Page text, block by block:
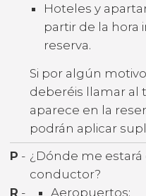
Hoteles y
partir de la hora
reserva.
Si por algún
deberéis llamar al
aparece en la
podrán aplicar
P - ¿Dónde me
conductor?
R - Aeropuertos: